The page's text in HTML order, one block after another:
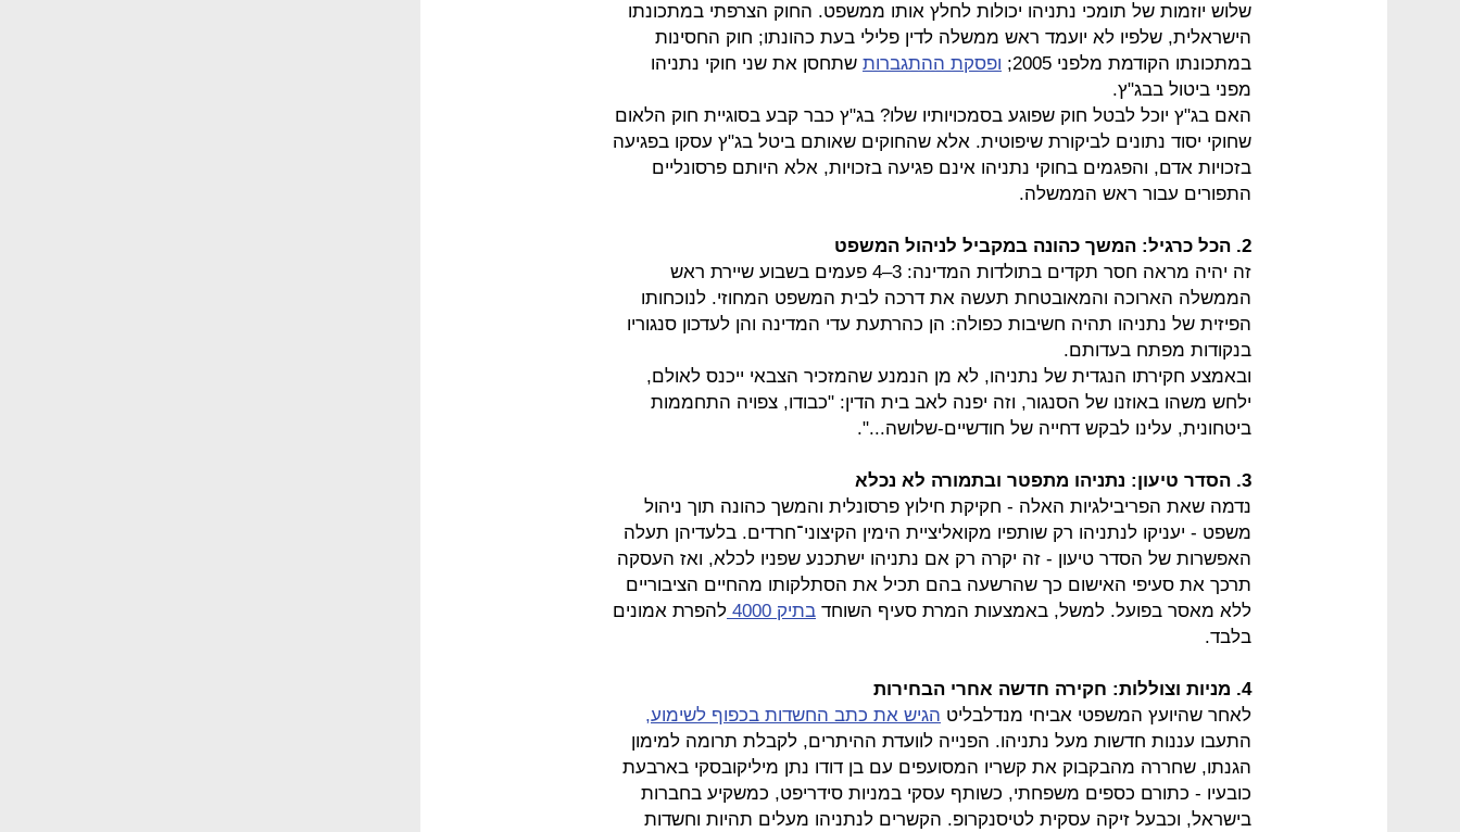
שלוש יוזמות של תומכי נתניהו יכולות לחלץ אותו ממשפט. החוק הצרפתי במתכונתו
הישראלית, שלפיו לא יועמד ראש ממשלה לדין פלילי בעת כהונתו; חוק החסינות
במתכונתו הקודמת מלפני 2005;
ופסקת ההתגברות שתחסן את שני חוקי נתניהו
מפני ביטול בבג"ץ.
האם בג"ץ יוכל לבטל חוק שפוגע בסמכויותיו שלו? בג"ץ כבר קבע בסוגיית חוק הלאום
שחוקי יסוד נתונים לביקורת שיפוטית. אלא שהחוקים שאותם ביטל בג"ץ עסקו בפגיעה
בזכויות אדם, והפגמים בחוקי נתניהו אינם פגיעה בזכויות, אלא היותם פרסונליים
התפורים עבור ראש הממשלה.
2. הכל כרגיל: המשך כהונה במקביל לניהול המשפט
זה יהיה מראה חסר תקדים בתולדות המדינה: 3–4 פעמים בשבוע שיירת ראש
הממשלה הארוכה והמאובטחת תעשה את דרכה לבית המשפט המחוזי. לנוכחותו
הפיזית של נתניהו תהיה חשיבות כפולה: הן כהרתעת עדי המדינה והן לעדכון סנגוריו
בנקודות מפתח בעדותם.
ובאמצע חקירתו הנגדית של נתניהו, לא מן הנמנע שהמזכיר הצבאי ייכנס לאולם,
ילחש משהו באוזנו של הסנגור, וזה יפנה לאב בית הדין: "כבודו, צפויה התחממות
ביטחונית, עלינו לבקש דחייה של חודשיים-שלושה...".
3. הסדר טיעון: נתניהו מתפטר ובתמורה לא נכלא
נדמה שאת הפריבילגיות האלה - חקיקת חילוץ פרסונלית והמשך כהונה תוך ניהול
משפט - יעניקו לנתניהו רק שותפיו מקואליציית הימין הקיצוני־חרדים. בלעדיהן תעלה
האפשרות של הסדר טיעון - זה יקרה רק אם נתניהו ישתכנע שפניו לכלא, ואז העסקה
תרכך את סעיפי האישום כך שהרשעה בהם תכיל את הסתלקותו מהחיים הציבוריים
ללא מאסר בפועל. למשל, באמצעות המרת סעיף השוחד בתיק 4000
להפרת אמונים
בלבד.
4. מניות וצוללות: חקירה חדשה אחרי הבחירות
לאחר שהיועץ המשפטי אביחי מנדלבליט הגיש את כתב החשדות בכפוף לשימוע,
התעבו עננות חדשות מעל נתניהו. הפנייה לוועדת ההיתרים, לקבלת תרומה למימון
הגנתו, שחררה מהבקבוק את קשריו המסועפים עם בן דודו נתן מיליקובסקי בארבעת
כובעיו - כתורם כספים משפחתי, כשותף עסקי במניות סידריפט, כמשקיע בחברות
בישראל, וכבעל זיקה עסקית לטיסנקרופ. הקשרים לנתניהו מעלים תהיות וחשדות